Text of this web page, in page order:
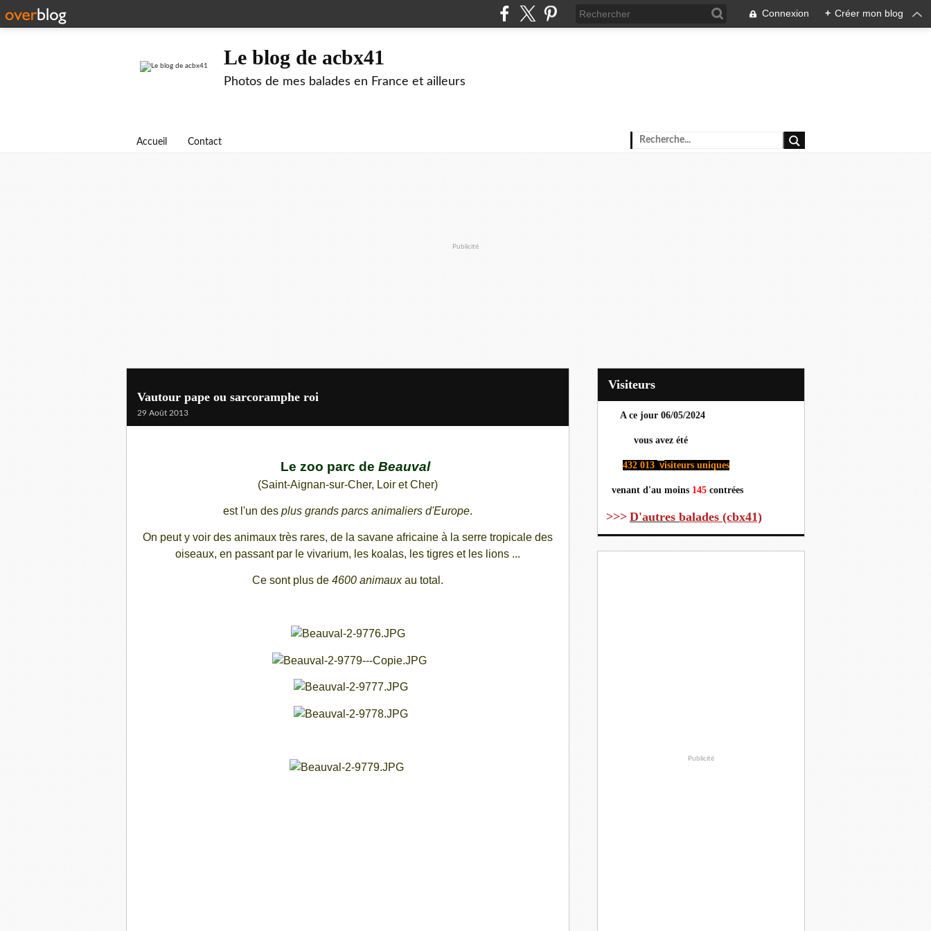
Connexion + Créer mon blog
Le blog de acbx41
Photos de mes balades en France et ailleurs
Accueil Contact
Publicité
Vautour pape ou sarcoramphe roi
29 Août 2013
Le zoo parc de Beauval
(Saint-Aignan-sur-Cher, Loir et Cher)
est l'un des plus grands parcs animaliers d'Europe.
On peut y voir des animaux très rares, de la savane africaine à la serre tropicale des
oiseaux, en passant par le vivarium, les koalas, les tigres et les lions ...
Ce sont plus de 4600 animauxau total.
Visiteurs
A ce jour 06/05/2024
vous avez été
432 013 visiteurs uniques
venant d'au moins 145 contrées
>>> D'autres balades (cbx41)
Publicité